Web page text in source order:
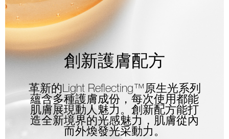
創新護膚配方
革新的Light Reflecting™原生光系列
蘊含多種護膚成份，每次使用都能
肌膚展現動人魅力。創新配方能打
造全新境界的光感魅力，肌膚從內
而外煥發光采動力。